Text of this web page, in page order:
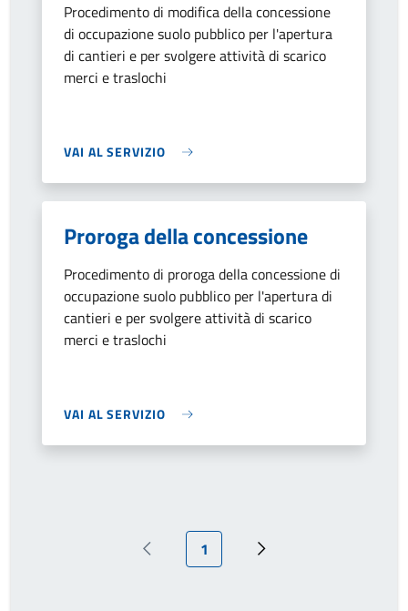
Procedimento di modifica della concessione
di occupazione suolo pubblico per l'apertura
di cantieri e per svolgere attività di scarico
merci e traslochi
VAI AL SERVIZIO
Proroga della concessione
Procedimento di proroga della concessione di
occupazione suolo pubblico per l'apertura di
cantieri e per svolgere attività di scarico
merci e traslochi
VAI AL SERVIZIO
Pagina precedente
Pagina attuale
1 Prossima pagina